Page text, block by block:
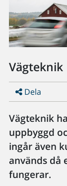
Vägteknik
Dela
Vägteknik
uppbyggd
ingår även
används då
fungerar.